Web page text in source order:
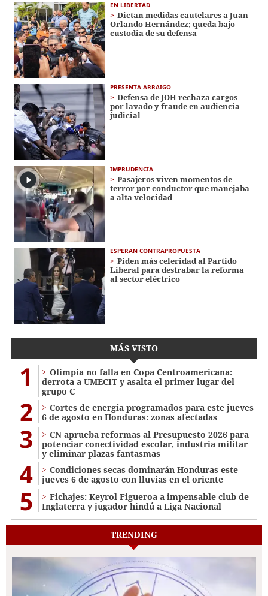
EN LIBERTAD
Dictan medidas cautelares a Juan
Orlando Hernández; queda bajo
custodia de su defensa
PRESENTA ARRAIGO
Defensa de JOH rechaza cargos
por lavado y fraude en audiencia
judicial
IMPRUDENCIA
Pasajeros viven momentos de
terror por conductor que manejaba
a alta velocidad
ESPERAN CONTRAPROPUESTA
Piden más celeridad al Partido
Liberal para destrabar la reforma
al sector eléctrico
MÁS VISTO
1
Olimpia no falla en Copa Centroamericana:
derrota a UMECIT y asalta el primer lugar del
grupo C
2
Cortes de energía programados para este jueves
6 de agosto en Honduras: zonas afectadas
3
CN aprueba reformas al Presupuesto 2026 para
potenciar conectividad escolar, industria militar
y eliminar plazas fantasmas
4
Condiciones secas dominarán Honduras este
jueves 6 de agosto con lluvias en el oriente
5
Fichajes: Keyrol Figueroa a impensable club de
Inglaterra y jugador hindú a Liga Nacional
TRENDING